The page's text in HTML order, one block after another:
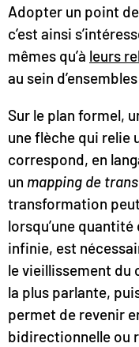
Adopter un point
c’est ainsi
mêmes qu’à leurs
au sein
Sur le plan formel,
une flèche qui relie
correspond, en
un mapping de
transformation
lorsqu’une
infinie, est
le vieillissement du
la plus parlante,
permet de revenir
bidirectionnelle ou